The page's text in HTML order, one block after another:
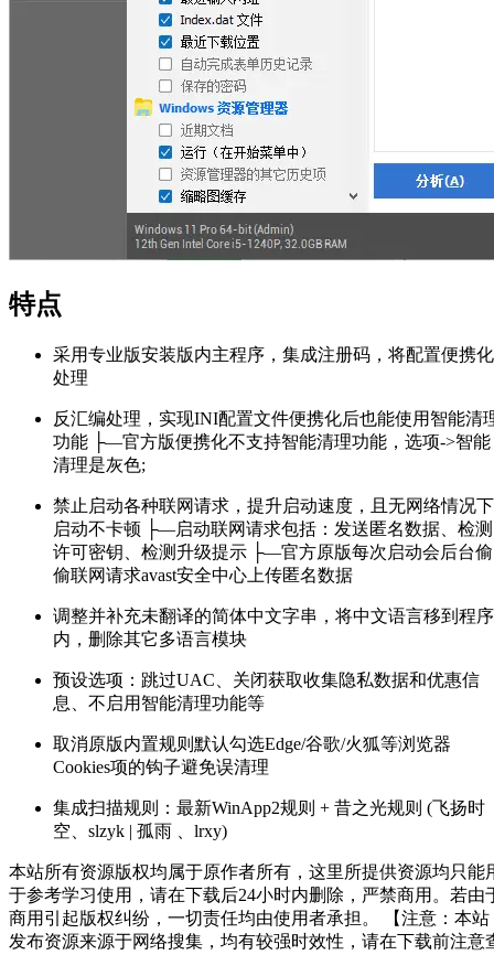
特点
采用专业版安装版内主程序，集成注册码，将配置便携化
处理
反汇编处理，实现INI配置文件便携化后也能使用智能清
功能 ├—官方版便携化不支持智能清理功能，选项->智能
清理是灰色;
禁止启动各种联网请求，提升启动速度，且无网络情况下
启动不卡顿
├—启动联网请求包括：发送匿名数据、检测
许可密钥、检测升级提示 ├—官方原版每次启动会后台偷
偷联网请求avast安全中心上传匿名数据
调整并补充未翻译的简体中文字串，将中文语言移到程序
内，删除其它多语言模块
预设选项：跳过UAC、关闭获取收集隐私数据和优惠信
息、不启用智能清理功能等
取消原版内置规则默认勾选Edge/谷歌/火狐等浏览器
Cookies项的钩子避免误清理
集成扫描规则：最新WinApp2规则 + 昔之光规则 (飞扬时
空、slzyk | 孤雨 、lrxy)
本站所有资源版权均属于原作者所有，这里所提供资源均只能
于参考学习使用，请在下载后24小时内删除，严禁商用。若由
商用引起版权纠纷，一切责任均由使用者承担。 【注意：本站
发布资源来源于网络搜集，均有较强时效性，请在下载前注意